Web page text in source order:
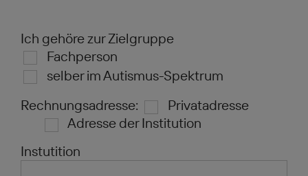
Ich gehöre zur Zielgruppe
Fachperson
selber im Autismus-Spektrum
Rechnungsadresse:
Privatadresse
Adresse der Institution
Instutition